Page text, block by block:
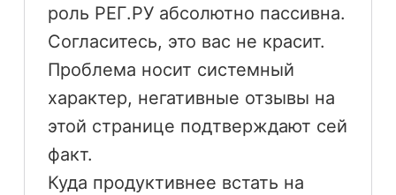
роль РЕГ.РУ абсолютно пассивна.
Согласитесь, это вас не красит.
Проблема носит системный
характер, негативные отзывы на
этой странице подтверждают сей
факт.
Куда продуктивнее встать на